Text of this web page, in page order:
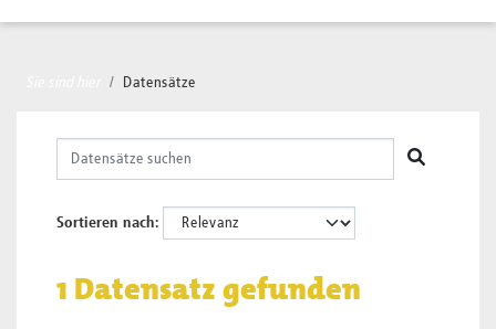
Datensätze
Sortieren nach
1 Datensatz gefunden